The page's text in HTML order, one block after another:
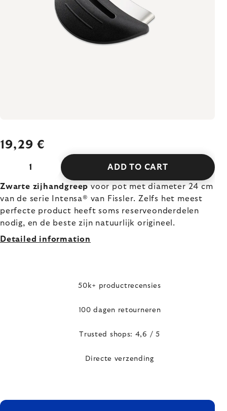
19,29 €
ADD TO CART
Zwarte zijhandgreep voor pot met diameter 24 cm
van de serie Intensa® van Fissler. Zelfs het meest
perfecte product heeft soms reserveonderdelen
nodig, en de beste zijn natuurlijk origineel.
Detailed information
50k+ productrecensies
100 dagen retourneren
Trusted shops: 4,6 / 5
Directe verzending
FOOTER